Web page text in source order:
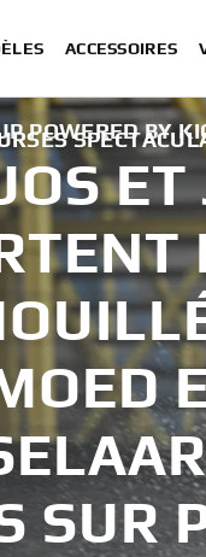
ACCESSOIRES
POWERED BY
SUR